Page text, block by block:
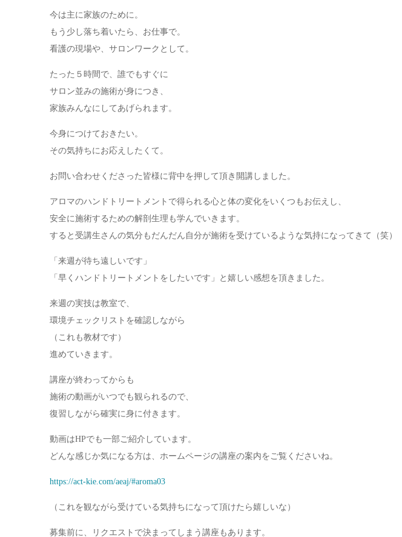
今は主に家族のために。
もう少し落ち着いたら、お仕事で。
看護の現場や、サロンワークとして。
たった５時間で、誰でもすぐに
サロン並みの施術が身につき、
家族みんなにしてあげられます。
今身につけておきたい。
その気持ちにお応えしたくて。
お問い合わせくださった皆様に背中を押して頂き開講しました。
アロマのハンドトリートメントで得られる心と体の変化をいくつもお伝えし、
安全に施術するための解剖生理も学んでいきます。
すると受講生さんの気分もだんだん自分が施術を受けているような気持になってきて（笑）
「来週が待ち遠しいです」
「早くハンドトリートメントをしたいです」と嬉しい感想を頂きました。
来週の実技は教室で、
環境チェックリストを確認しながら
（これも教材です）
進めていきます。
講座が終わってからも
施術の動画がいつでも観られるので、
復習しながら確実に身に付きます。
動画はHPでも一部ご紹介しています。
どんな感じか気になる方は、ホームページの講座の案内をご覧くださいね。
https://act-kie.com/aeaj/#aroma03
（これを観ながら受けている気持ちになって頂けたら嬉しいな）
募集前に、リクエストで決まってしまう講座もあります。